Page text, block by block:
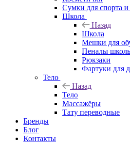
Сумки для спорта
Школа
Назад
Школа
Мешки для
Пеналы
Рюкзаки
Фартуки для
Тело
Назад
Тело
Массажёры
Тату переводные
Бренды
Блог
Контакты